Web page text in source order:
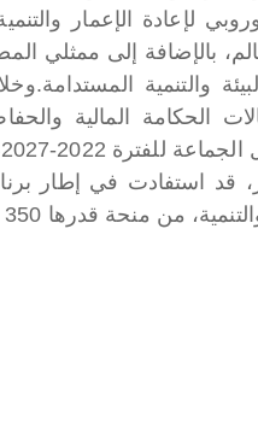
لإعادة الإعمار
بالإضافة إلى ممثلي
والتنمية المستدامة.
الحكامة المالية
تنزيل أهداف التنمية المستدامة.
قد استفادت في إطار
من منحة قدرها 350 ألف يورو.